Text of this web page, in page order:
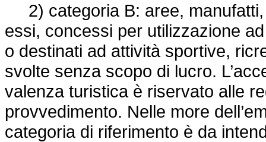
2) categoria B: aree, manufatti,
essi, concessi per utilizzazione
o destinati ad attività sportive,
svolte senza scopo di lucro.
valenza turistica è riservato alle
provvedimento. Nelle more
categoria di riferimento è da